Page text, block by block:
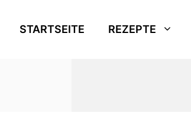
STARTSEITE REZEPTE